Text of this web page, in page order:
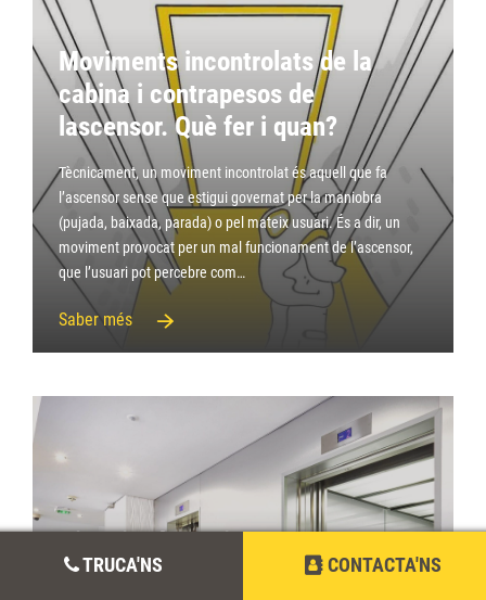
Moviments incontrolats de la
cabina i contrapesos de
lascensor. Què fer i quan?
Tècnicament, un moviment incontrolat és aquell que fa
l’ascensor sense que estigui governat per la maniobra
(pujada, baixada, parada) o pel mateix usuari. És a dir, un
moviment provocat per un mal funcionament de l’ascensor,
que l’usuari pot percebre com…
Saber més
Ajuts i subvencions per a
ascensors a la Comunitat de
TRUCA'NS CONTACTA'NS